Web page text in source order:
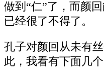
做到“仁”了，而颜
已经很了不得了。
孔子对颜回从未有
此，我看有下面几